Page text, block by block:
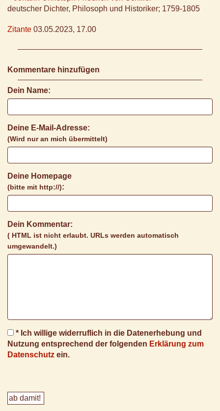
deutscher Dichter, Philosoph und Historiker; 1759-1805
Zitante 03.05.2023, 17.00
Kommentare hinzufügen
Dein Name:
Deine E-Mail-Adresse:
(Wird nur an mich übermittelt)
Deine Homepage
(bitte mit http://):
Dein Kommentar:
( HTML ist nicht erlaubt. URLs werden automatisch
umgewandelt.)
* Ich willige widerruflich in die Datenerhebung und
Nutzung entsprechend der folgenden Erklärung zum
Datenschutz ein.